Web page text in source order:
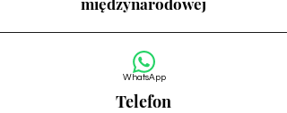
WhatsApp
Telefon